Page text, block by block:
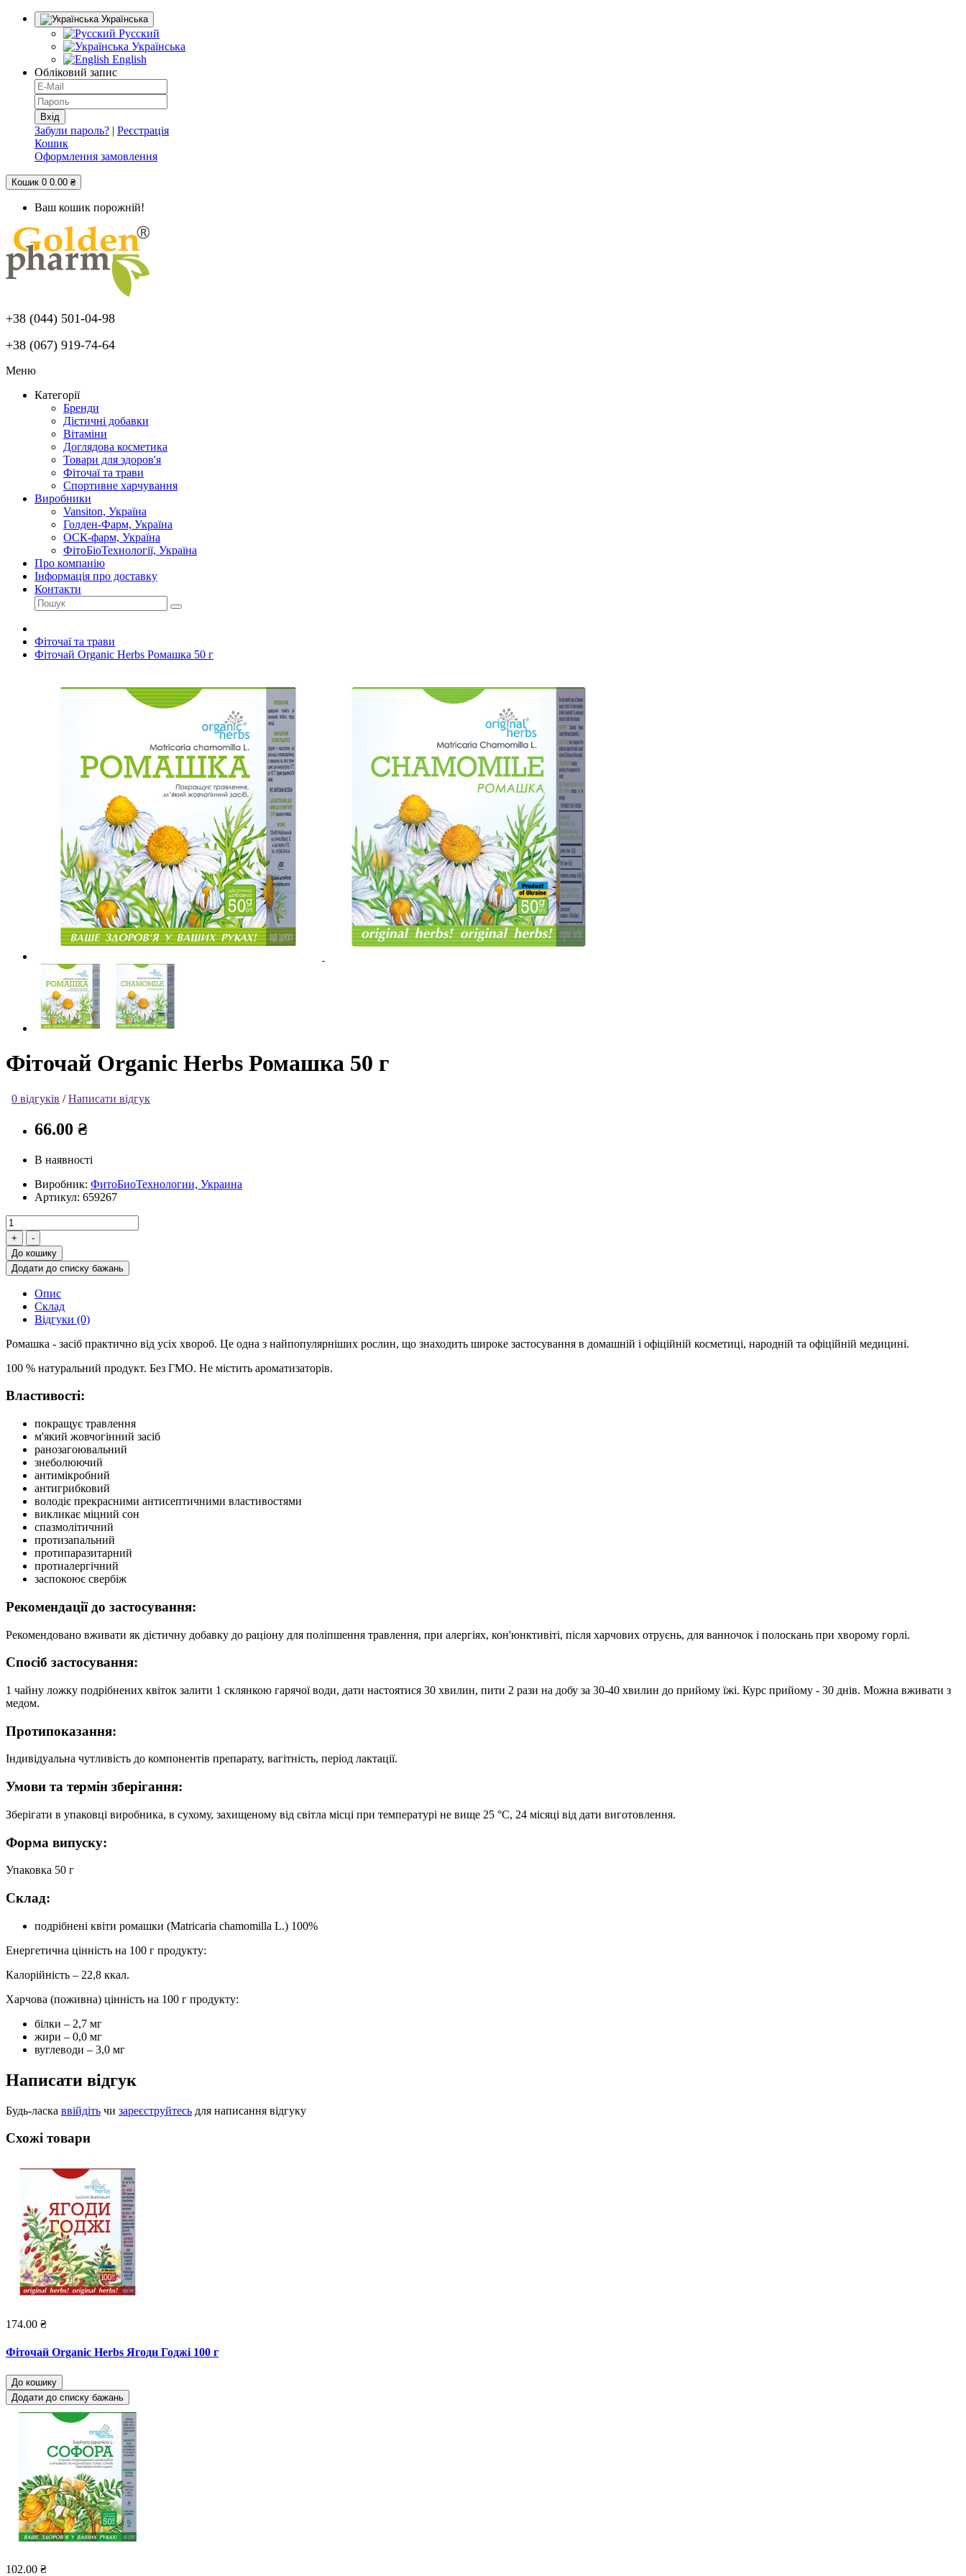
Українська
Русский
Українська
English
Обліковий запис
Забули пароль? | Реєстрація
Кошик
Оформлення замовлення
Кошик 0 0.00 ₴
Ваш кошик порожній!
+38 (044) 501-04-98
+38 (067) 919-74-64
Меню
Категорії
Бренди
Дієтичні добавки
Вітаміни
Доглядова косметика
Товари для здоров'я
Фіточаї та трави
Спортивне харчування
Виробники
Vansiton, Україна
Голден-Фарм, Україна
ОСК-фарм, Україна
ФітоБіоТехнології, Україна
Про компанію
Інформація про доставку
Контакти
Фіточаї та трави
Фіточай Organic Herbs Ромашка 50 г
Фіточай Organic Herbs Ромашка 50 г
0 відгуків /Написати відгук
66.00 ₴
В наявності
Виробник: ФитоБиоТехнологии, Украина
Артикул: 659267
До кошику
Додати до списку бажань
Опис
Склад
Відгуки (0)
Ромашка - засіб практично від усіх хвороб. Це одна з найпопулярніших рослин, що знаходить широке застосування в домашній і офіційній косметиці, народній та офіційній медицині.
100 % натуральний продукт. Без ГМО. Не містить ароматизаторів.
Властивості:
покращує травлення
м'який жовчогінний засіб
ранозагоювальний
знеболюючий
антимікробний
антигрибковий
володіє прекрасними антисептичними властивостями
викликає міцний сон
спазмолітичний
протизапальний
протипаразитарний
протиалергічний
заспокоює свербіж
Рекомендації до застосування:
Рекомендовано вживати як дієтичну добавку до раціону для поліпшення травлення, при алергіях, кон'юнктивіті, після харчових отруєнь, для ванночок і полоскань при хворому горлі.
Спосіб застосування:
1 чайну ложку подрібнених квіток залити 1 склянкою гарячої води, дати настоятися 30 хвилин, пити 2 рази на добу за 30-40 хвилин до прийому їжі. Курс прийому - 30 днів. Можна вживати з
медом.
Протипоказання:
Індивідуальна чутливість до компонентів препарату, вагітність, період лактації.
Умови та термін зберігання:
Зберігати в упаковці виробника, в сухому, захищеному від світла місці при температурі не вище 25 °С, 24 місяці від дати виготовлення.
Форма випуску:
Упаковка 50 г
Склад:
подрібнені квіти ромашки (Matricaria chamomilla L.) 100%
Енергетична цінність на 100 г продукту:
Калорійність – 22,8 ккал.
Харчова (поживна) цінність на 100 г продукту:
білки – 2,7 мг
жири – 0,0 мг
вуглеводи – 3,0 мг
Написати відгук
Будь-ласка ввійдіть чи зареєструйтесь для написання відгуку
Схожі товари
174.00 ₴
Фіточай Organic Herbs Ягоди Годжі 100 г
До кошику
Додати до списку бажань
102.00 ₴